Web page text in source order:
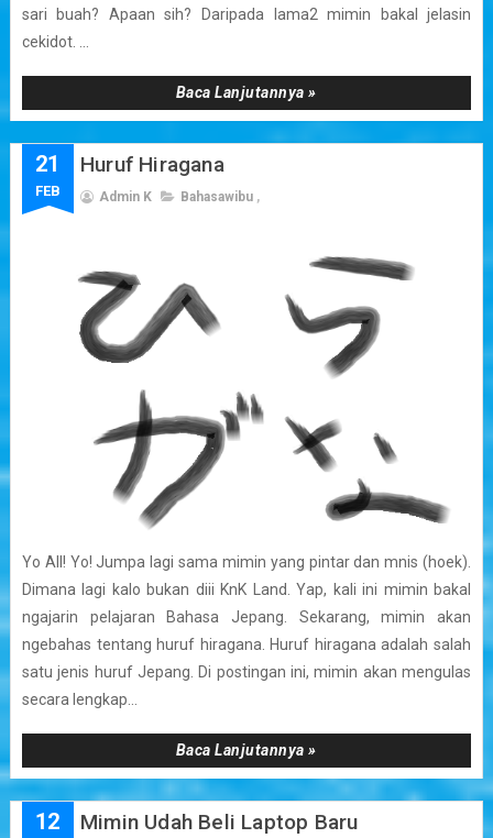
sari buah? Apaan sih? Daripada lama2 mimin bakal jelasin
cekidot. ...
Baca Lanjutannya »
21
FEB
Huruf Hiragana
Admin K Bahasawibu ,
Yo All! Yo! Jumpa lagi sama mimin yang pintar dan mnis (hoek).
Dimana lagi kalo bukan diii KnK Land. Yap, kali ini mimin bakal
ngajarin pelajaran Bahasa Jepang. Sekarang, mimin akan
ngebahas tentang huruf hiragana. Huruf hiragana adalah salah
satu jenis huruf Jepang. Di postingan ini, mimin akan mengulas
secara lengkap...
Baca Lanjutannya »
12 Mimin Udah Beli Laptop Baru